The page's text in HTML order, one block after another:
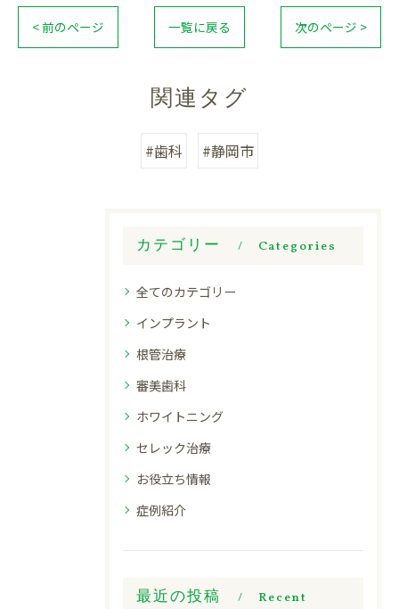
< 前のページ 一覧に戻る 次のページ >
関連タグ
#歯科 #静岡市
カテゴリー Categories
全てのカテゴリー
インプラント
根管治療
審美歯科
ホワイトニング
セレック治療
お役立ち情報
症例紹介
最近の投稿
Recent